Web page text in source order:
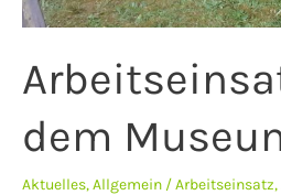
dem
Aktuelles,Allgemein /Arbeitseinsatz,